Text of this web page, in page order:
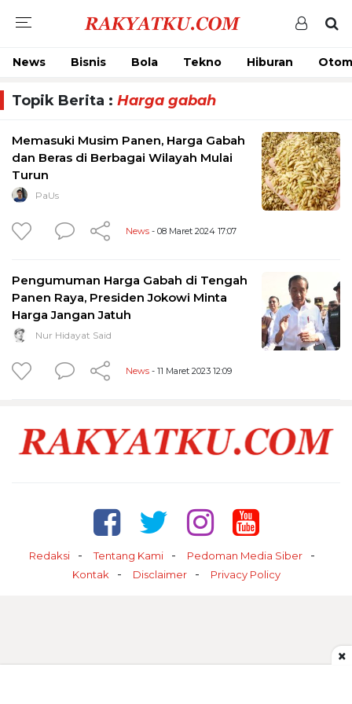
News Bisnis Bola Tekno Hiburan
Topik Berita : Harga gabah
Memasuki Musim Panen, Harga Gabah
dan Beras di Berbagai Wilayah Mulai
Turun
PaUs
News - 08 Maret 2024 17:07
Pengumuman Harga Gabah di Tengah
Panen Raya, Presiden Jokowi Minta
Harga Jangan Jatuh
Nur Hidayat Said
News - 11 Maret 2023 12:09
Redaksi Tentang Kami
Pedoman Media Siber
Kontak
Disclaimer Privacy Policy
×